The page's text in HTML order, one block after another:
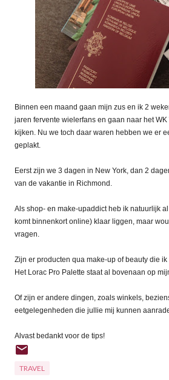
Binnen een maand gaan mijn zus en ik 2
jaren fervente wielerfans en gaan naar het
kijken. Nu we toch daar waren hebben we er
geplakt.
Eerst zijn we 3 dagen in New York, dan 2
van de vakantie in Richmond.
Als shop- en make-upaddict heb ik natuurlijk
komt binnenkort online) klaar liggen, maar
vragen.
Zijn er producten qua make-up of beauty die
Het Lorac Pro Palette staat al bovenaan op
Of zijn er andere dingen, zoals winkels,
eetgelegenheden die jullie mij kunnen
Alvast bedankt voor de tips!
TRAVEL